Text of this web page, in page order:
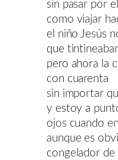
sin pasar por
como viajar
el niño Jesús
que
pero ahora la
con cuarenta
sin importar
y estoy a
ojos cuando
aunque es
congelador de